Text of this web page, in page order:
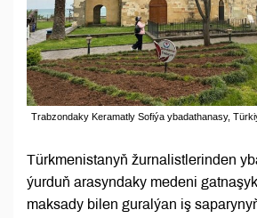
Trabzondaky Keramatly Sofiýa ybadathanasy,
Türkmenistanyň žurnalistlerinden
ýurduň arasyndaky medeni
maksady bilen guralýan iş